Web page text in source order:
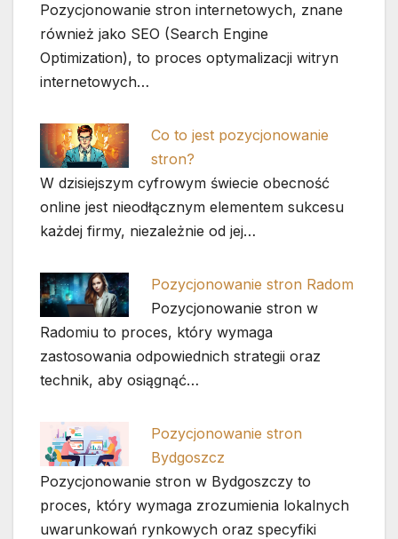
Pozycjonowanie stron internetowych, znane
również jako SEO (Search Engine
Optimization), to proces optymalizacji witryn
internetowych…
Co to jest pozycjonowanie
stron?
W dzisiejszym cyfrowym świecie obecność
online jest nieodłącznym elementem sukcesu
każdej firmy, niezależnie od jej…
Pozycjonowanie stron Radom
Pozycjonowanie stron w
Radomiu to proces, który wymaga
zastosowania odpowiednich strategii oraz
technik, aby osiągnąć…
Pozycjonowanie stron
Bydgoszcz
Pozycjonowanie stron w Bydgoszczy to
proces, który wymaga zrozumienia lokalnych
uwarunkowań rynkowych oraz specyfiki